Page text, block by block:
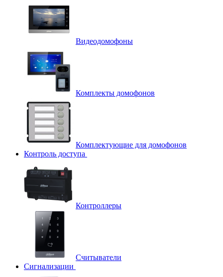
Видеодомофоны
Комплекты домофонов
Комплектующие для домофонов
Контроль доступа
Контроллеры
Считыватели
Сигнализации